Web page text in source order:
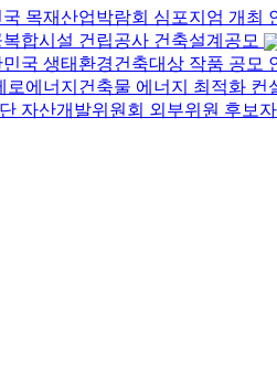
국 목재산업박람회 심포지엄 개최
합시설 건립공사 건축설계공모
민국 생태환경건축대상 작품 공모
로에너지건축물 에너지 최적화
자산개발위원회 외부위원 후보